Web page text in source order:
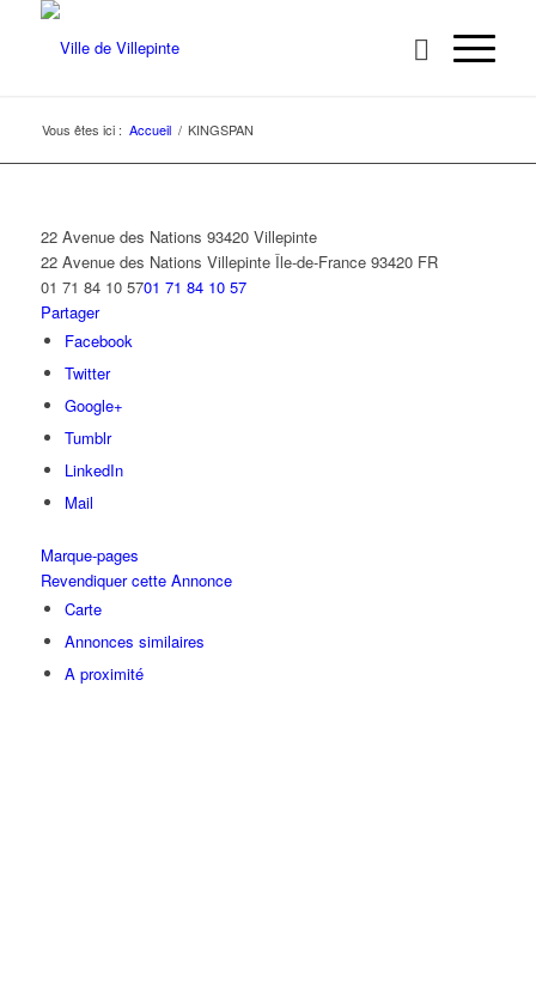
Vous êtes ici : Accueil / KINGSPAN
22 Avenue des Nations 93420 Villepinte
22 Avenue des Nations Villepinte Île-de-France 93420 FR
01 71 84 10 5701 71 84 10 57
Partager
Facebook
Twitter
Google+
Tumblr
LinkedIn
Mail
Marque-pages
Revendiquer cette Annonce
Carte
Annonces similaires
A proximité